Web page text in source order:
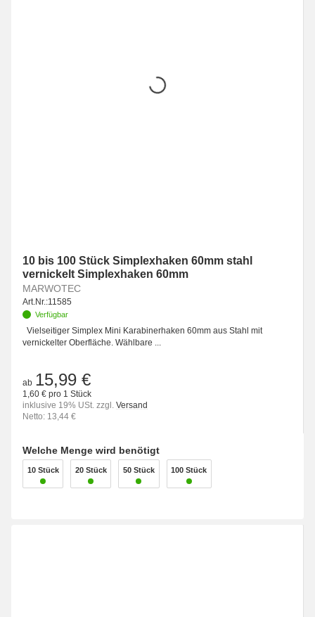
10 bis 100 Stück Simplexhaken 60mm stahl
vernickelt Simplexhaken 60mm
MARWOTEC
Art.Nr.:11585
Verfügbar
Vielseitiger Simplex Mini Karabinerhaken 60mm aus Stahl mit
vernickelter Oberfläche. Wählbare ...
ab 15,99 €
1,60 € pro 1 Stück
inklusive 19% USt. zzgl. Versand
Netto: 13,44 €
Welche Menge wird benötigt
10 Stück 20 Stück 50 Stück 100 Stück